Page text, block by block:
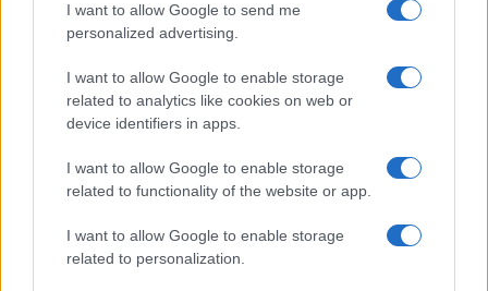
I want to allow Google to send me
personalized advertising.
I want to allow Google to enable storage
related to analytics like cookies on web or
device identifiers in apps.
I want to allow Google to enable storage
related to functionality of the website or app.
I want to allow Google to enable storage
related to personalization.
nostro ceto politico e sulla necessità di votare No
al prossimo referendum sulla diminuzione dei
parlamentari.
Perché ai tanti Presidenti, Ministri, Segretari,
leader di vario ordine e grado indignati di
professione voglio ricordare che quegli uomini o
donne in lista li hanno messi loro firmando le loro